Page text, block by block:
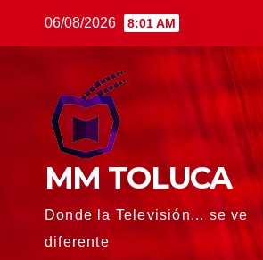
06/08/2026 8:01 AM
MM TOLUCA
Donde la Televisión... se ve
diferente